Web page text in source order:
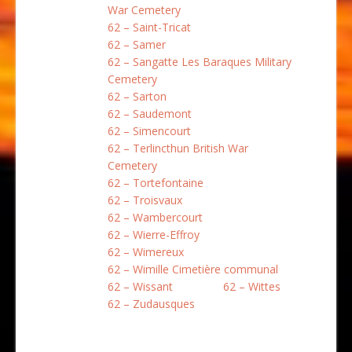
War Cemetery
62 – Saint-Tricat
62 – Samer
62 – Sangatte Les Baraques Military
Cemetery
62 – Sarton
62 – Saudemont
62 – Simencourt
62 – Terlincthun British War
Cemetery
62 – Tortefontaine
62 – Troisvaux
62 – Wambercourt
62 – Wierre-Effroy
62 – Wimereux
62 – Wimille Cimetière communal
62 – Wissant
62 – Wittes
62 – Zudausques